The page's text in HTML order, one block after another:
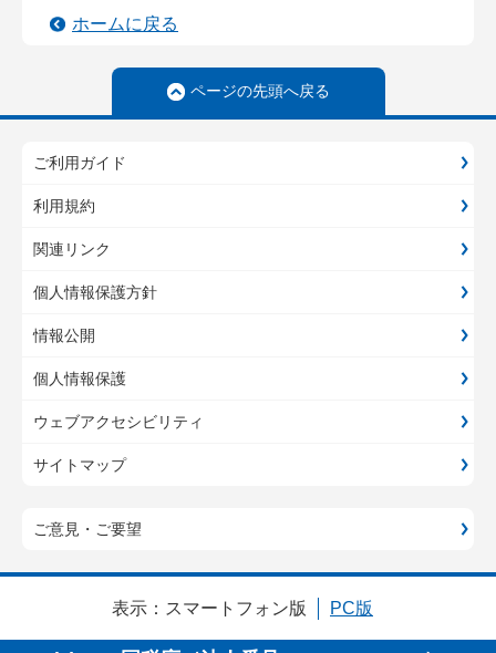
ホームに戻る
ページの先頭へ戻る
ご利用ガイド
利用規約
関連リンク
個人情報保護方針
情報公開
個人情報保護
ウェブアクセシビリティ
サイトマップ
ご意見・ご要望
表示： スマートフォン版 PC版